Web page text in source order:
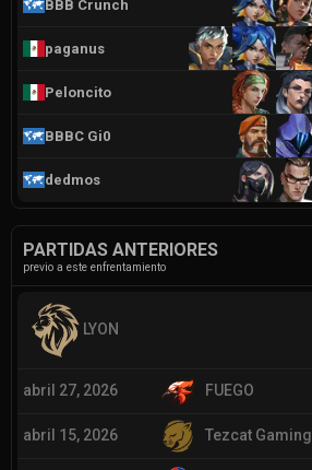
BBB Crunch
paganus
Peloncito
BBBC Gi0
dedmos
PARTIDAS ANTERIORES
previo a este enfrentamiento
LYON
abril 27, 2026 FUEGO
abril 15, 2026 Tezcat Gaming